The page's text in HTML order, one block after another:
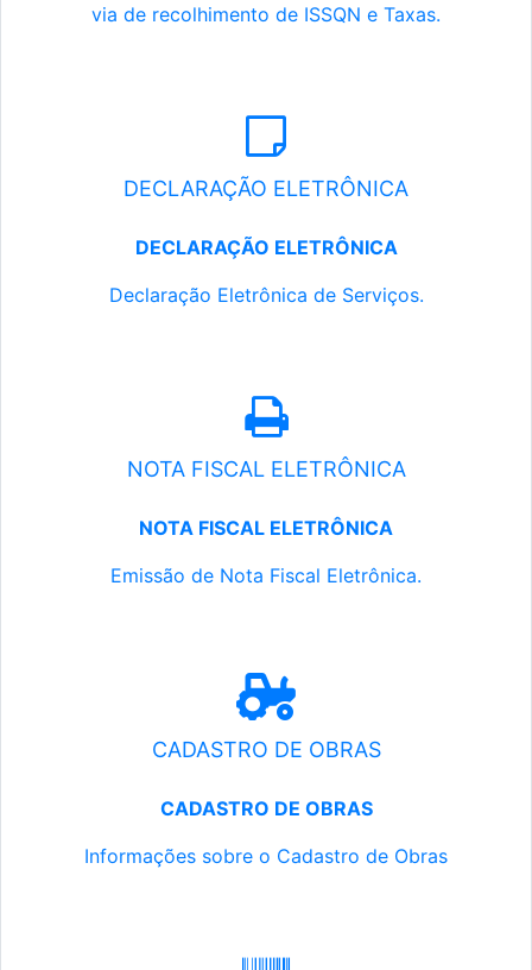
via de recolhimento de ISSQN e Taxas.
DECLARAÇÃO ELETRÔNICA
DECLARAÇÃO ELETRÔNICA
Declaração Eletrônica de Serviços.
NOTA FISCAL ELETRÔNICA
NOTA FISCAL ELETRÔNICA
Emissão de Nota Fiscal Eletrônica.
CADASTRO DE OBRAS
CADASTRO DE OBRAS
Informações sobre o Cadastro de Obras